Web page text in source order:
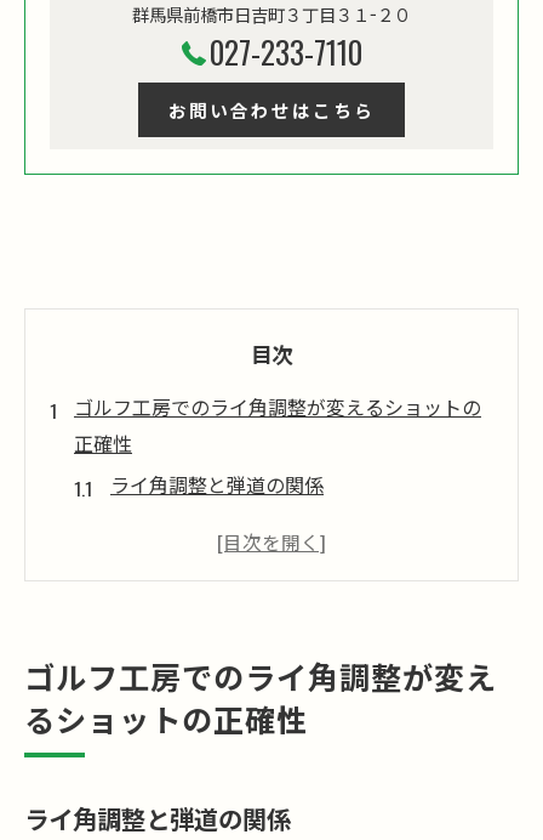
群馬県前橋市日吉町３丁目３１−２０
027-233-7110
お問い合わせはこちら
目次
ゴルフ工房でのライ角調整が変えるショットの
正確性
ライ角調整と弾道の関係
ターゲットを狙うためのライ角の重要性
ライ角調整がもたらすショットの安定性
適切なライ角調整でスコアアップを目指す方法
ターゲットに向けたライ角の調整法
ゴルフ工房でのライ角調整が変え
るショットの正確性
ライ角調整と弾道の関係